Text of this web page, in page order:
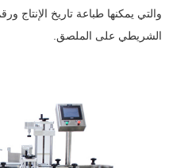
والتي يمكنها طباعة تاريخ الإنتاج
الشريطي على الملصق.